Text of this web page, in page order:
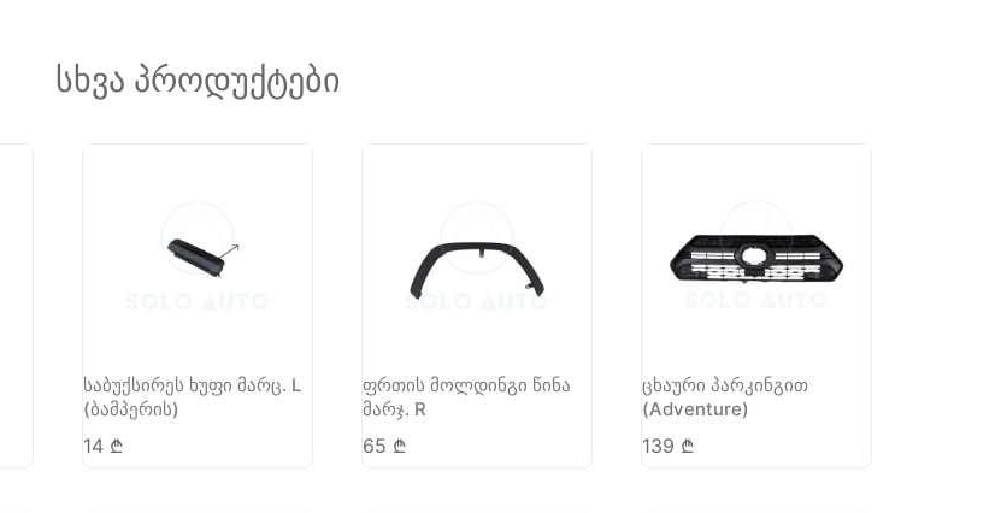
სხვა პროდუქტები
საბუქსირეს ხუფი მარც. L
(ბამპერის)
14 ₾
ფრთის მოლდინგი წინა
მარჯ. R
65 ₾
ცხაური პარკინგით
(Adventure)
139 ₾